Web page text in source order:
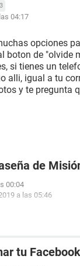
3
04:17
opciones
boton de "olvide
si tienes un
alli, igual a tu
y te pregunta
de
00:04
a las 05:46
tu